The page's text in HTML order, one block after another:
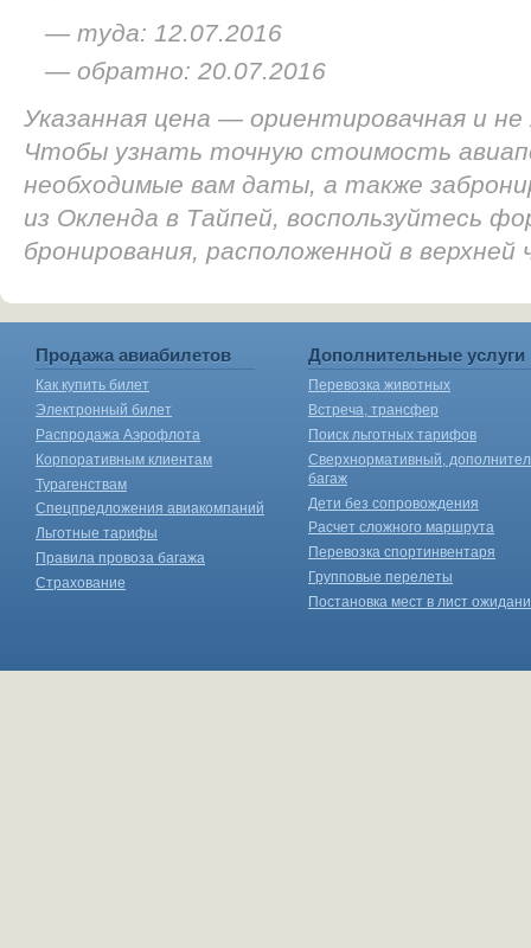
— туда: 12.07.2016
— обратно: 20.07.2016
Указанная цена — ориентировачная и
Чтобы узнать точную стоимость
необходимые вам даты, а также
из Окленда в Тайпей, воспользуйтесь
бронирования, расположенной в
Продажа авиабилетов
Как купить билет
Электронный билет
Распродажа Аэрофлота
Корпоративным клиентам
Турагенствам
Спецпредложения авиакомпаний
Льготные тарифы
Правила провоза багажа
Страхование
Дополнительные услуги
Перевозка животных
Встреча, трансфер
Поиск льготных тарифов
Сверхнормативный,
багаж
Дети без сопровождения
Расчет сложного маршрута
Перевозка спортинвентаря
Групповые перелеты
Постановка мест в лист